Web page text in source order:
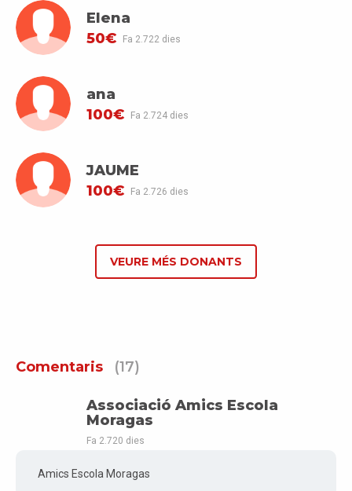
Elena
50€
Fa 2.722 dies
ana
100€
Fa 2.724 dies
JAUME
100€
Fa 2.726 dies
VEURE MÉS DONANTS
Comentaris (17)
Associació Amics Escola
Moragas
Fa 2.720 dies
Amics Escola Moragas